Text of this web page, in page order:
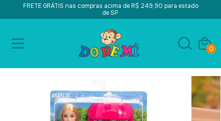
FRETE GRÁTIS nas compras acima de R$ 249,90 para estado
de SP.
0